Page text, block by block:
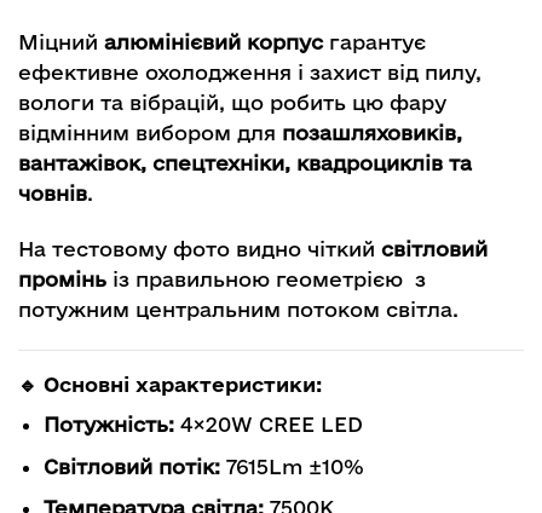
Міцний алюмінієвий корпусгарантує
ефективне охолодження і захист від пилу,
вологи та вібрацій, що робить цю фару
відмінним вибором для позашляховиків,
вантажівок, спецтехніки, квадроциклів та
човнів.
На тестовому фото видно чіткий світловий
промінь із правильною геометрією з
потужним центральним потоком світла.
🔹 Основні характеристики:
Потужність:4×20W CREE LED
Світловий потік:7615Lm ±10%
Температура світла:7500K